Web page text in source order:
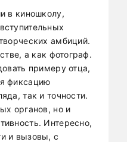
в киношколу,
амбиций.
а как фотограф.
примеру отца,
фиксацию
так и точности.
органов, но и
Интересно,
и вызовы, с